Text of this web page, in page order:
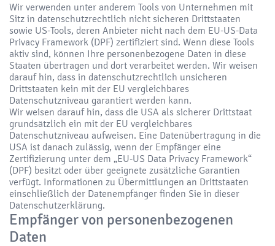
Wir verwenden unter anderem Tools von Unternehmen mit
Sitz in datenschutzrechtlich nicht sicheren Drittstaaten
sowie US-Tools, deren Anbieter nicht nach dem EU-US-Data
Privacy Framework (DPF) zertifiziert sind. Wenn diese Tools
aktiv sind, können Ihre personenbezogene Daten in diese
Staaten übertragen und dort verarbeitet werden. Wir weisen
darauf hin, dass in datenschutzrechtlich unsicheren
Drittstaaten kein mit der EU vergleichbares
Datenschutzniveau garantiert werden kann.
Wir weisen darauf hin, dass die USA als sicherer Drittstaat
grundsätzlich ein mit der EU vergleichbares
Datenschutzniveau aufweisen. Eine Datenübertragung in die
USA ist danach zulässig, wenn der Empfänger eine
Zertifizierung unter dem „EU-US Data Privacy Framework“
(DPF) besitzt oder über geeignete zusätzliche Garantien
verfügt. Informationen zu Übermittlungen an Drittstaaten
einschließlich der Datenempfänger finden Sie in dieser
Datenschutzerklärung.
Empfänger von personenbezogenen
Daten